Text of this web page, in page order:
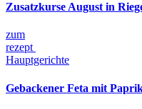
Zusatzkurse August in
zum
rezept
Hauptgerichte
Gebackener Feta mit